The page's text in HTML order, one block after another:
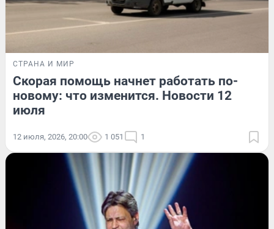
СТРАНА И МИР
Скорая помощь начнет работать по-
новому: что изменится. Новости 12
июля
12 июля, 2026, 20:00 1 051 1